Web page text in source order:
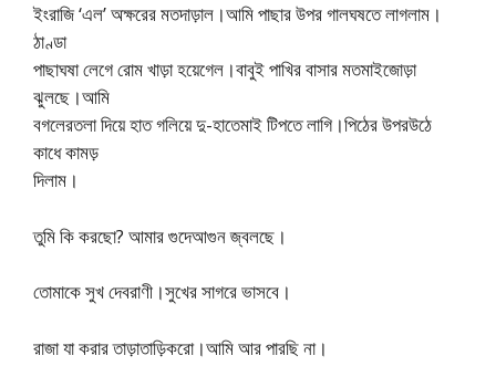
ইংরাজি ‘এল’ অক্ষরের মতদাড়াল।আমি পাছার উপর গালঘষতে লাগলাম।
ঠাণ্ডা
পাছাঘষা লেগে রোম খাড়া হয়েগেল।বাবুই পাখির বাসার মতমাইজোড়া
ঝুলছে।আমি
বগলেরতলা দিয়ে হাত গলিয়ে দু-হাতেমাই টিপতে লাগি।পিঠের উপরউঠে
কাধে কামড়
দিলাম।
তুমি কি করছো? আমার গুদেআগুন জ্বলছে।
তোমাকে সুখ দেবরাণী।সুখের সাগরে ভাসবে।
রাজা যা করার তাড়াতাড়িকরো।আমি আর পারছি না।